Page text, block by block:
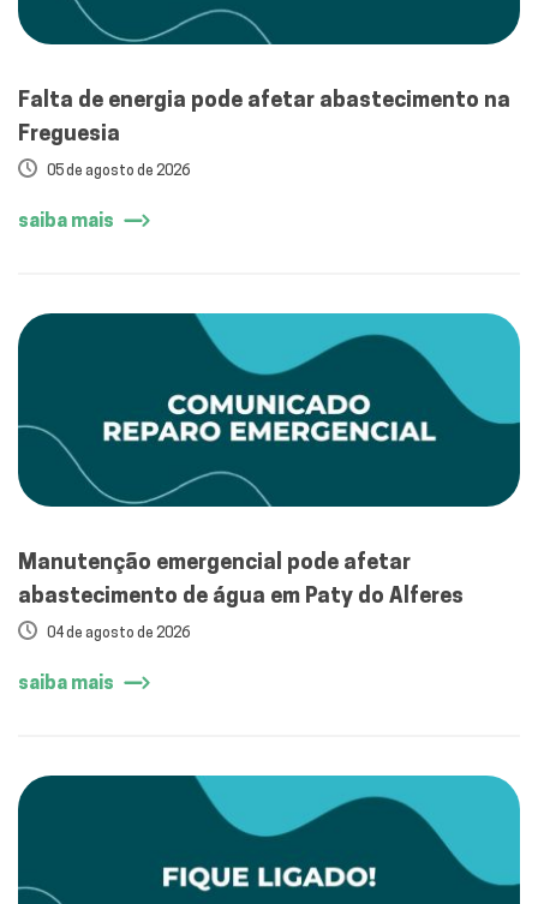
Falta de energia pode afetar abastecimento na
Freguesia
05 de agosto de 2026
saiba mais
Manutenção emergencial pode afetar
abastecimento de água em Paty do Alferes
04 de agosto de 2026
saiba mais